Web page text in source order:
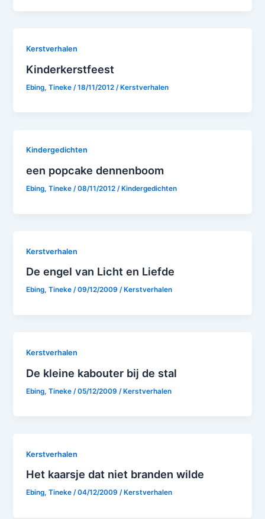
Kerstverhalen
Kinderkerstfeest
Ebing, Tineke /18/11/2012 /Kerstverhalen
Kindergedichten
een popcake dennenboom
Ebing, Tineke/08/11/2012/ Kindergedichten
Kerstverhalen
De engel van Licht en Liefde
Ebing, Tineke/09/12/2009/ Kerstverhalen
Kerstverhalen
De kleine kabouter bij de stal
Ebing, Tineke /05/12/2009 /Kerstverhalen
Kerstverhalen
Het kaarsje dat niet branden wilde
Ebing, Tineke/04/12/2009/ Kerstverhalen